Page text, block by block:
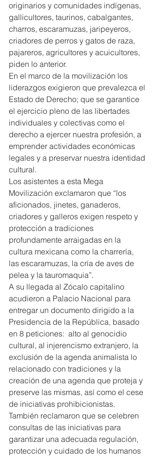
originarios y comunidades indígenas,
gallicultores, taurinos, cabalgantes,
charros, escaramuzas, jaripeyeros,
criadores de perros y gatos de raza,
pajareros, agricultores y acuicultores,
piden lo anterior.
En el marco de la movilización los
liderazgos exigieron que prevalezca el
Estado de Derecho; que se garantice
el ejercicio pleno de las libertades
individuales y colectivas como el
derecho a ejercer nuestra profesión, a
emprender actividades económicas
legales y a preservar nuestra identidad
cultural.
Los asistentes a esta Mega
Movilización exclamaron que “los
aficionados, jinetes, ganaderos,
criadores y galleros exigen respeto y
protección a tradiciones
profundamente arraigadas en la
cultura mexicana como la charrería,
las escaramuzas, la cría de aves de
pelea y la tauromaquia”.
A su llegada al Zócalo capitalino
acudieron a Palacio Nacional para
entregar un documento dirigido a la
Presidencia de la República, basado
en 8 peticiones:  alto al genocidio
cultural, al injerencismo extranjero, la
exclusión de la agenda animalista lo
relacionado con tradiciones y la
creación de una agenda que proteja y
preserve las mismas, así como el cese
de iniciativas prohibicionistas.
También reclamaron que se celebren
consultas de las iniciativas para
garantizar una adecuada regulación,
protección y cuidado de los humanos